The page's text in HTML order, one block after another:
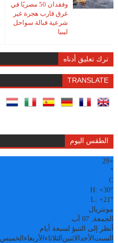
وفقدان 50 مصريًا في
غرق قارب هجرة غير
شرعية قبالة سواحل
ليبيا
ترك تعليق أدناه
TRANSLATE
الطقس اليوم
+
29
°
C
H:+30°
L:+21°
مونتريال
الجمعة, 07 آب
أنظر إلى التنبؤ لسبعة أيام
السبت الأحدالاثنين الثلاثاء الأربعاء الخميس